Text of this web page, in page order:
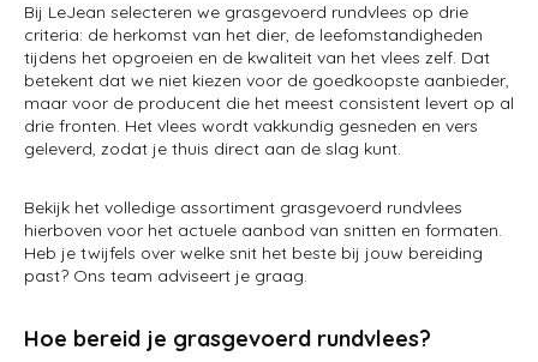
Bij LeJean selecteren we grasgevoerd rundvlees op drie
criteria: de herkomst van het dier, de leefomstandigheden
tijdens het opgroeien en de kwaliteit van het vlees zelf. Dat
betekent dat we niet kiezen voor de goedkoopste aanbieder,
maar voor de producent die het meest consistent levert op al
drie fronten. Het vlees wordt vakkundig gesneden en vers
geleverd, zodat je thuis direct aan de slag kunt.
Bekijk het volledige assortiment grasgevoerd rundvlees
hierboven voor het actuele aanbod van snitten en formaten.
Heb je twijfels over welke snit het beste bij jouw bereiding
past? Ons team adviseert je graag.
Hoe bereid je grasgevoerd rundvlees?